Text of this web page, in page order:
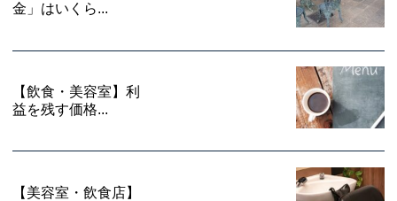
金」はいくら...
【飲食・美容室】利
益を残す価格...
【美容室・飲食店】